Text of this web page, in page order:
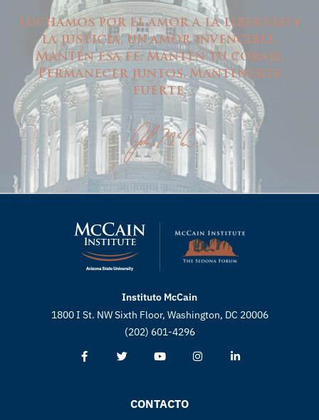
Luchamos por el amor a la libertad y
la justicia, un amor invencible.
Mantén esa fe. Mantén tu coraje.
Permanecer juntos. Mantenerte
fuerte.
Instituto McCain
1800 I St. NW Sixth Floor, Washington, DC 20006
(202) 601-4296
CONTACTO